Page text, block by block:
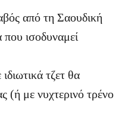
από τη Σαουδική
ισοδυναμεί
τζετ θα
(ή με νυχτερινό τρένο